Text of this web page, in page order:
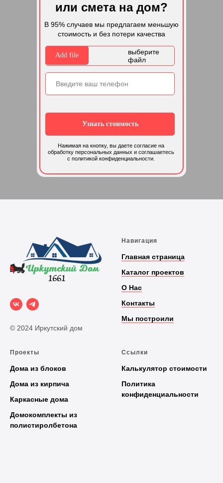
или смета на дом?
В 95% случаев мы предлагаем меньшую
стоимость и без потери качества
Нажимая на кнопку, вы даете согласие на
обработку персональных данных и соглашаетесь
c политикой конфиденциальности.
Add file
Узнать стоимость
выберите
файл
© 2024 Иркутский дом
Навигация
Главная страница
Каталог проектов
О Нас
Контакты
Мы построили
Проекты
Дома из блоков
Дома из кирпича
Каркасные дома
Домокомплекты из
полистиролбетона
Ссылки
Калькулятор стоимости
Политика
конфиденциальности